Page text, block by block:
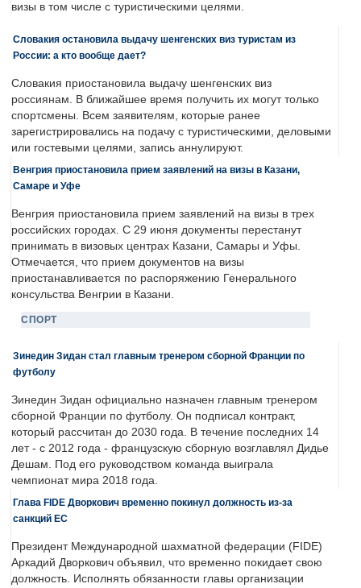
визы в том числе с туристическими целями.
Словакия остановила выдачу шенгенских виз туристам из
России: а кто вообще дает?
Словакия приостановила выдачу шенгенских виз
россиянам. В ближайшее время получить их могут только
спортсмены. Всем заявителям, которые ранее
зарегистрировались на подачу с туристическими, деловыми
или гостевыми целями, запись аннулируют.
Венгрия приостановила прием заявлений на визы в Казани,
Самаре и Уфе
Венгрия приостановила прием заявлений на визы в трех
российских городах. С 29 июня документы перестанут
принимать в визовых центрах Казани, Самары и Уфы.
Отмечается, что прием документов на визы
приостанавливается по распоряжению Генерального
консульства Венгрии в Казани.
СПОРТ
Зинедин Зидан стал главным тренером сборной Франции по
футболу
Зинедин Зидан официально назначен главным тренером
сборной Франции по футболу. Он подписал контракт,
который рассчитан до 2030 года. В течение последних 14
лет - с 2012 года - французскую сборную возглавлял Дидье
Дешам. Под его руководством команда выиграла
чемпионат мира 2018 года.
Глава FIDE Дворкович временно покинул должность из-за
санкций ЕС
Президент Международной шахматной федерации (FIDE)
Аркадий Дворкович объявил, что временно покидает свою
должность. Исполнять обязанности главы организации